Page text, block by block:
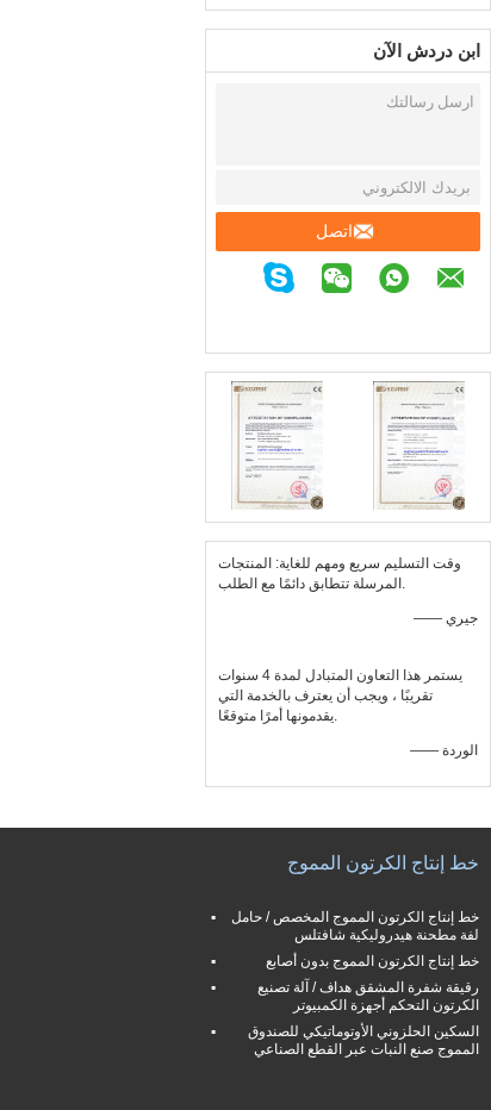
ابن دردش الآن
اتصل
وقت التسليم سريع ومهم للغاية: المنتجات
المرسلة تتطابق دائمًا مع الطلب.
—— جيري
يستمر هذا التعاون المتبادل لمدة 4 سنوات
تقريبًا ، ويجب أن يعترف بالخدمة التي
يقدمونها أمرًا متوقعًا.
—— الوردة
خط إنتاج الكرتون المموج
خط إنتاج الكرتون المموج المخصص / حامل
لفة مطحنة هيدروليكية شافتلس
خط إنتاج الكرتون المموج بدون أصابع
رقيقة شفرة المشقق هداف / آلة تصنيع
الكرتون التحكم أجهزة الكمبيوتر
السكين الحلزوني الأوتوماتيكي للصندوق
المموج صنع النبات عبر القطع الصناعي